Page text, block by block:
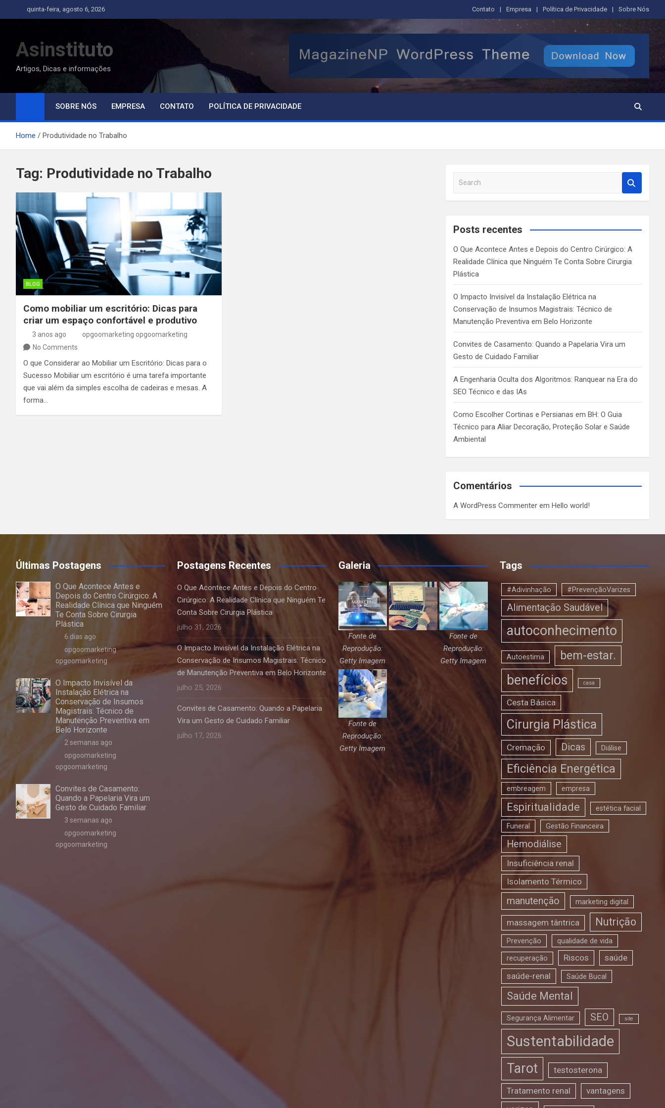
to
quinta-feira, agosto 6, 2026 Contato Empresa Política de Privacidade Sobre Nós
Asinstituto
Artigos, Dicas e informações
SOBRE NÓS EMPRESA CONTATO POLÍTICA DE PRIVACIDADE
Home Produtividade no Trabalho
Tag: Produtividade no Trabalho
BLOG
Como mobiliar um escritório: Dicas para
criar um espaço confortável e produtivo
3 anos ago
opgoomarketing opgoomarketing
No Comments
O que Considerar ao Mobiliar um Escritório: Dicas para o
Sucesso Mobiliar um escritório é uma tarefa importante
que vai além da simples escolha de cadeiras e mesas. A
forma…
a
c
Posts recentes
O Que Acontece Antes e Depois do Centro Cirúrgico: A
Realidade Clínica que Ninguém Te Conta Sobre Cirurgia
Plástica
O Impacto Invisível da Instalação Elétrica na
Conservação de Insumos Magistrais: Técnico de
Manutenção Preventiva em Belo Horizonte
Convites de Casamento: Quando a Papelaria Vira um
Gesto de Cuidado Familiar
A Engenharia Oculta dos Algoritmos: Ranquear na Era do
SEO Técnico e das IAs
Como Escolher Cortinas e Persianas em BH: O Guia
Técnico para Aliar Decoração, Proteção Solar e Saúde
Ambiental
Comentários
A WordPress Commenter emHello world!
Últimas Postagens
O Que Acontece Antes e
Depois do Centro Cirúrgico: A
Realidade Clínica que Ninguém
Te Conta Sobre Cirurgia
Plástica
6 dias ago
opgoomarketing
opgoomarketing
O Impacto Invisível da
Instalação Elétrica na
Conservação de Insumos
Magistrais: Técnico de
Manutenção Preventiva em
Belo Horizonte
2 semanas ago
opgoomarketing
opgoomarketing
Convites de Casamento:
Quando a Papelaria Vira um
Gesto de Cuidado Familiar
3 semanas ago
opgoomarketing
opgoomarketing
Postagens Recentes
O Que Acontece Antes e Depois do Centro
Cirúrgico: A Realidade Clínica que Ninguém Te
Conta Sobre Cirurgia Plástica
julho 31, 2026
O Impacto Invisível da Instalação Elétrica na
Conservação de Insumos Magistrais: Técnico
de Manutenção Preventiva em Belo Horizonte
julho 25, 2026
Convites de Casamento: Quando a Papelaria
Vira um Gesto de Cuidado Familiar
julho 17, 2026
Galeria
Fonte de
Reprodução:
Getty Imagem
Fonte de
Reprodução:
Getty Imagem
Fonte de
Reprodução:
Getty Imagem
Tags
#Adivinhação #PrevençãoVarizes
Alimentação Saudável
autoconhecimento
Autoestima bem-estar.
benefícios casa
Cesta Básica
Cirurgia Plástica
Cremação Dicas Diálise
Eficiência Energética
embreagem empresa
Espiritualidade estética facial
Funeral Gestão Financeira
Hemodiálise
Insuficiência renal
Isolamento Térmico
manutenção marketing digital
massagem tântrica Nutrição
Prevenção qualidade de vida
recuperação Riscos
saúde
saúde-renal
Saúde Bucal
Saúde Mental
Segurança Alimentar SEO site
Sustentabilidade
Tarot testosterona
Tratamento renal
vantagens